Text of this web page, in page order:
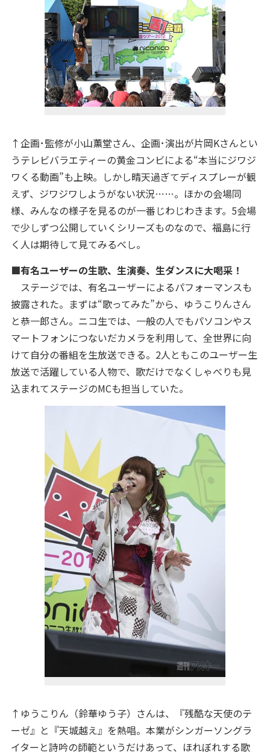
↑企画･監修が小山薫堂さん、企画･演出が片岡Kさんとい
うテレビバラエティーの黄金コンビによる“本当にジワジ
ワくる動画”も上映。しかし晴天過ぎてディスプレーが観
えず、ジワジワしようがない状況……。ほかの会場同
様、みんなの様子を見るのが一番じわじわきます。5会場
で少しずつ公開していくシリーズものなので、福島に行
く人は期待して見てみるべし。
■有名ユーザーの生歌、生演奏、生ダンスに大喝采！
ステージでは、有名ユーザーによるパフォーマンスも
披露された。まずは“歌ってみた”から、ゆうこりんさん
と恭一郎さん。ニコ生では、一般の人でもパソコンやス
マートフォンにつないだカメラを利用して、全世界に向
けて自分の番組を生放送できる。2人ともこのユーザー生
放送で活躍している人物で、歌だけでなくしゃべりも見
込まれてステージのMCも担当していた。
↑ゆうこりん（鈴華ゆう子）さんは、『残酷な天使のテ
ーゼ』と『天城越え』を熱唱。本業がシンガーソングラ
イターと詩吟の師範というだけあって、ほれぼれする歌